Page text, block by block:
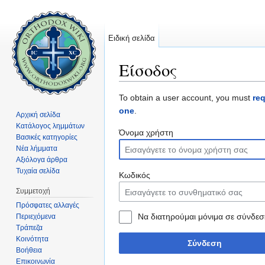
Είσοδος
To obtain a user account, you must
one.
Όνομα χρήστη
Κωδικός
Να διατηρούμαι μόνιμα σε
Σύνδεση
Ειδική σελίδα
Αρχική σελίδα
Κατάλογος λημμάτων
Βασικές κατηγορίες
Νέα λήμματα
Αξιόλογα άρθρα
Τυχαία σελίδα
Συμμετοχή
Πρόσφατες αλλαγές
Περιεχόμενα
Τράπεζα
Κοινότητα
Βοήθεια
Επικοινωνία